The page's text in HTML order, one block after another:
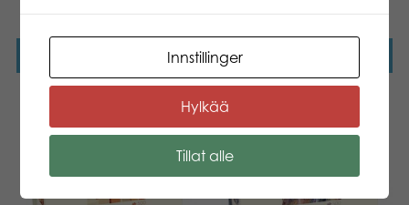
Innstillinger
Hylkää
Tillat alle